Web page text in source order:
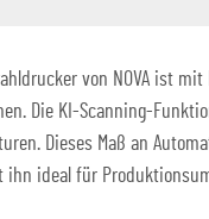
von NOVA ist
Die KI-Scanning-
Dieses Maß an
ideal für